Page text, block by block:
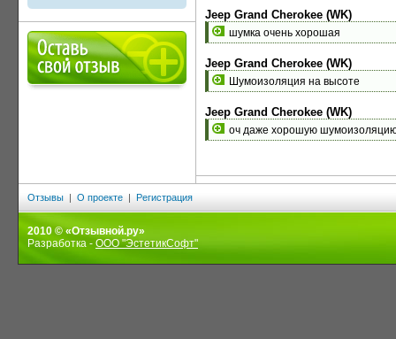
Jeep Grand Cherokee (WK)
шумка очень хорошая
Jeep Grand Cherokee (WK)
Шумоизоляция на высоте
Jeep Grand Cherokee (WK)
оч даже хорошую
Отзывы | О проекте | Регистрация
2010 © «Отзывной.ру»
Разработка - ООО "ЭстетикСофт"